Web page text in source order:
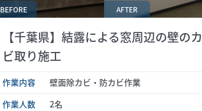
BEFORE AFTER
【千葉県】結露による窓周辺の壁のカ
ビ取り施工
作業内容
壁面除カビ・防カビ作業
作業人数
2名